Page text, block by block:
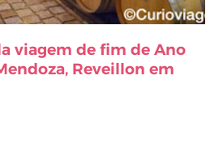
viagem de fim de Ano
Reveillon em